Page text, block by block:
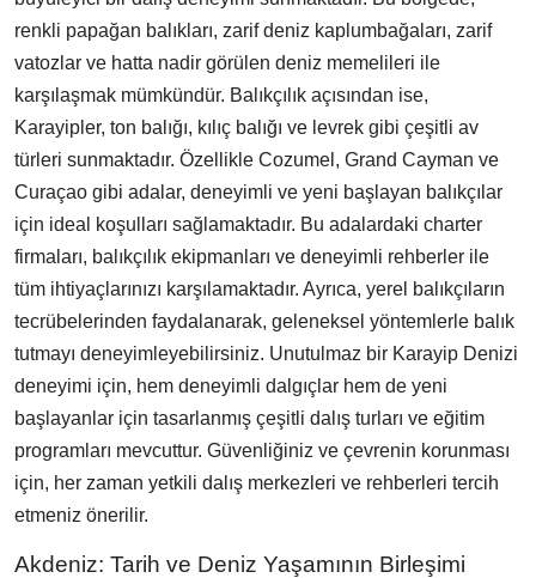
renkli papağan balıkları, zarif deniz kaplumbağaları, zarif
vatozlar ve hatta nadir görülen deniz memelileri ile
karşılaşmak mümkündür. Balıkçılık açısından ise,
Karayipler, ton balığı, kılıç balığı ve levrek gibi çeşitli av
türleri sunmaktadır. Özellikle Cozumel, Grand Cayman ve
Curaçao gibi adalar, deneyimli ve yeni başlayan balıkçılar
için ideal koşulları sağlamaktadır. Bu adalardaki charter
firmaları, balıkçılık ekipmanları ve deneyimli rehberler ile
tüm ihtiyaçlarınızı karşılamaktadır. Ayrıca, yerel balıkçıların
tecrübelerinden faydalanarak, geleneksel yöntemlerle balık
tutmayı deneyimleyebilirsiniz. Unutulmaz bir Karayip Denizi
deneyimi için, hem deneyimli dalgıçlar hem de yeni
başlayanlar için tasarlanmış çeşitli dalış turları ve eğitim
programları mevcuttur. Güvenliğiniz ve çevrenin korunması
için, her zaman yetkili dalış merkezleri ve rehberleri tercih
etmeniz önerilir.
Akdeniz: Tarih ve Deniz Yaşamının Birleşimi